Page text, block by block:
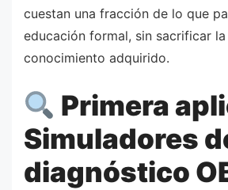
cuestan una fracción de lo que
educación formal, sin sacrificar
conocimiento adquirido.
Primera
Simuladores
diagnóstico